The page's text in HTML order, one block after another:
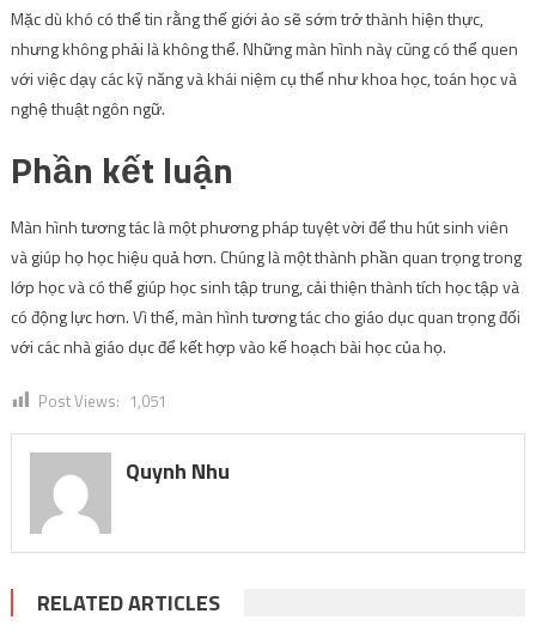
Mặc dù khó có thể tin rằng thế giới ảo sẽ sớm trở thành hiện thực,
nhưng không phải là không thể. Những màn hình này cũng có thể quen
với việc dạy các kỹ năng và khái niệm cụ thể như khoa học, toán học và
nghệ thuật ngôn ngữ.
Phần kết luận
Màn hình tương tác là một phương pháp tuyệt vời để thu hút sinh viên
và giúp họ học hiệu quả hơn. Chúng là một thành phần quan trọng trong
lớp học và có thể giúp học sinh tập trung, cải thiện thành tích học tập và
có động lực hơn. Vì thế,màn hình tương tác cho giáo dụcquan trọng đối
với các nhà giáo dục để kết hợp vào kế hoạch bài học của họ.
Post Views: 1,051
Quynh Nhu
RELATED ARTICLES